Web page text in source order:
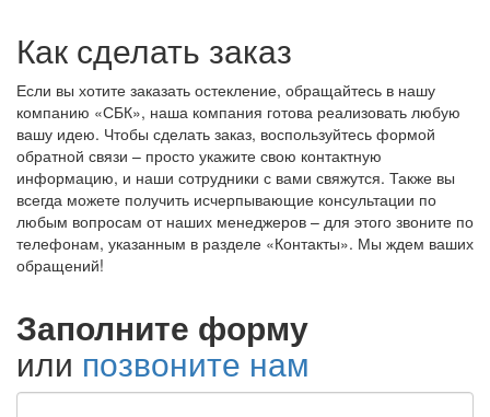
Как сделать заказ
Если вы хотите заказать остекление, обращайтесь в нашу
компанию «СБК», наша компания готова реализовать любую
вашу идею. Чтобы сделать заказ, воспользуйтесь формой
обратной связи – просто укажите свою контактную
информацию, и наши сотрудники с вами свяжутся. Также вы
всегда можете получить исчерпывающие консультации по
любым вопросам от наших менеджеров – для этого звоните по
телефонам, указанным в разделе «Контакты». Мы ждем ваших
обращений!
Заполните форму
или позвоните нам